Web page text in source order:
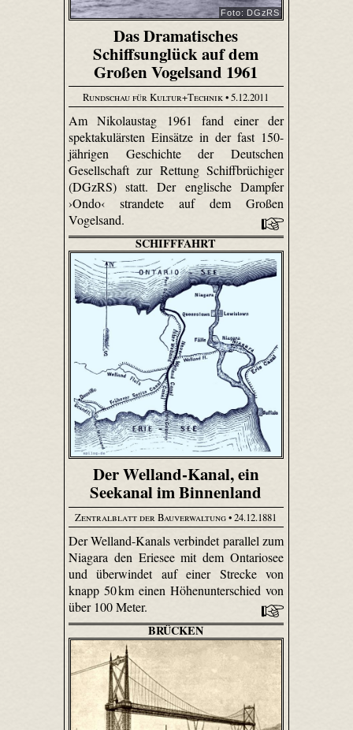
Foto: DGzRS
Das Dramatisches
Schiffsunglück auf dem
Großen Vogelsand 1961
Rundschau für Kultur+Technik• 5.12.2011
Am Nikolaustag 1961 fand einer der
spektakulärsten Einsätze in der fast 150-
jährigen Geschichte der Deutschen
Gesellschaft zur Rettung Schiffbrüchiger
(DGzRS) statt. Der englische Dampfer
›Ondo‹ strandete auf dem Großen
Vogelsand.
SCHIFFFAHRT
Der Welland-Kanal, ein
Seekanal im Binnenland
Zentralblatt der Bauverwaltung• 24.12.1881
Der Welland-Kanals verbindet parallel zum
Niagara den Eriesee mit dem Ontariosee
und überwindet auf einer Strecke von
knapp 50 km einen Höhenunterschied von
über 100 Meter.
BRÜCKEN